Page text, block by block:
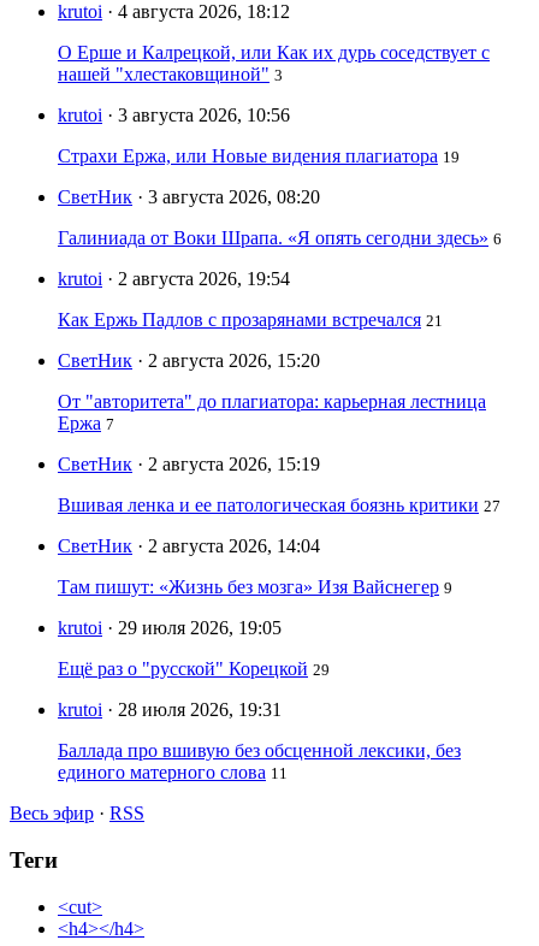
krutoi · 4 августа 2026, 18:12
О Ерше и Калрецкой, или Как их дурь соседствует с
нашей "хлестаковщиной" 3
krutoi · 3 августа 2026, 10:56
Страхи Ержа, или Новые видения плагиатора 19
СветНик · 3 августа 2026, 08:20
Галиниада от Воки Шрапа. «Я опять сегодни здесь» 6
krutoi · 2 августа 2026, 19:54
Как Ержь Падлов с прозарянами встречался 21
СветНик · 2 августа 2026, 15:20
От "авторитета" до плагиатора: карьерная лестница
Ержа 7
СветНик · 2 августа 2026, 15:19
Вшивая ленка и ее патологическая боязнь критики 27
СветНик · 2 августа 2026, 14:04
Там пишут: «Жизнь без мозга» Изя Вайснегер 9
krutoi · 29 июля 2026, 19:05
Ещё раз о "русской" Корецкой 29
krutoi · 28 июля 2026, 19:31
Баллада про вшивую без обсценной лексики, без
единого матерного слова 11
Весь эфир · RSS
Теги
<cut>
<h4></h4>